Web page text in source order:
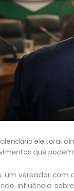
eleitoral
que
um vereador
influência